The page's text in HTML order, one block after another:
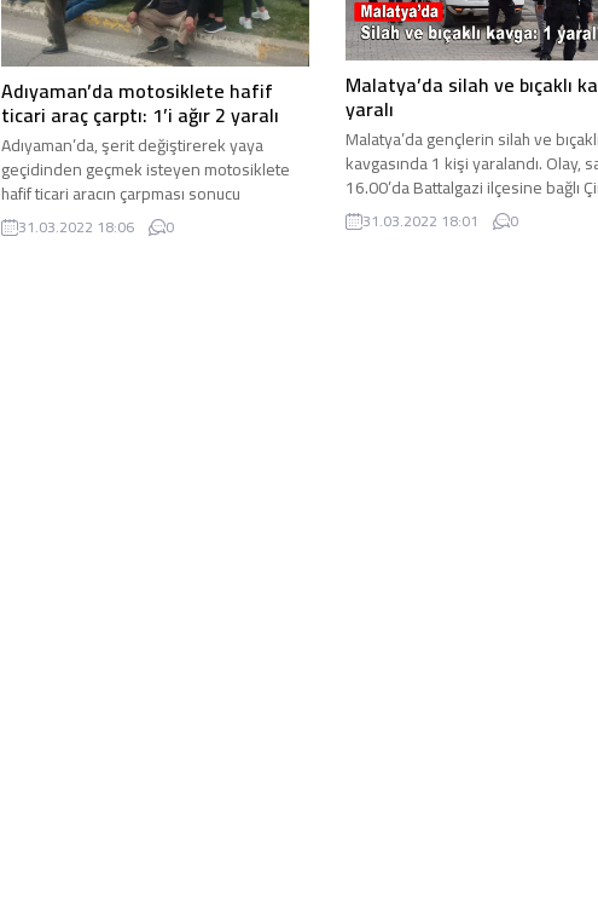
Adıyaman’da motosiklete hafif
ticari araç çarptı: 1’i ağır 2 yaralı
Adıyaman’da, şerit değiştirerek yaya
geçidinden geçmek isteyen motosiklete
hafif ticari aracın çarpması sonucu
meydana gelen kazada 1’i ağır 2 ...
31.03.2022 18:06 0
Malatya’da silah ve bıçaklı
yaralı
Malatya’da gençlerin silah ve bıçaklı
kavgasında 1 kişi yaralandı. Olay,
16.00’da Battalgazi ilçesine bağlı
Mahallesi’nde meydana ...
31.03.2022 18:01 0